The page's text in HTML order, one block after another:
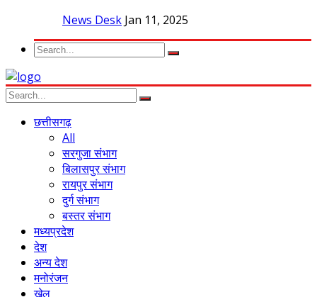
News Desk Jan 11, 2025
छत्तीसगढ़
All
सरगुजा संभाग
बिलासपुर संभाग
रायपुर संभाग
दुर्ग संभाग
बस्तर संभाग
मध्यप्रदेश
देश
अन्य देश
मनोरंजन
खेल